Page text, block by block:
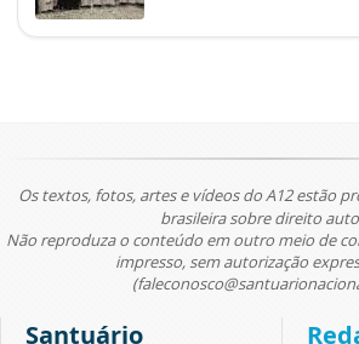
Os textos, fotos, artes e vídeos do A12 estão
brasileira sobre direito
Não reproduza o conteúdo em outro meio de
impresso, sem autorização
Santuário